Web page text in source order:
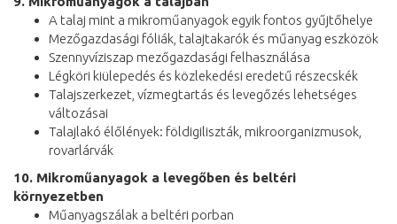
A talaj mint a mikroműanyagok egyik fontos gyűjtőhelye
Mezőgazdasági fóliák, talajtakarók és műanyag eszközök
Szennyvíziszap mezőgazdasági felhasználása
Légköri kiülepedés és közlekedési eredetű részecskék
Talajszerkezet, vízmegtartás és levegőzés lehetséges
változásai
Talajlakó élőlények: földigiliszták, mikroorganizmusok,
rovarlárvák
10. Mikroműanyagok a levegőben és beltéri
környezetben
Műanyagszálak a beltéri porban